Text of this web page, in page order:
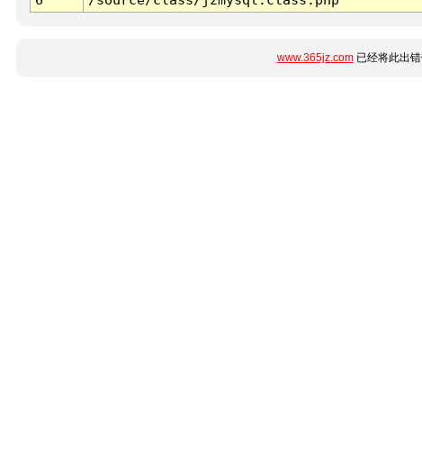
www.365jz.com已经将此出错